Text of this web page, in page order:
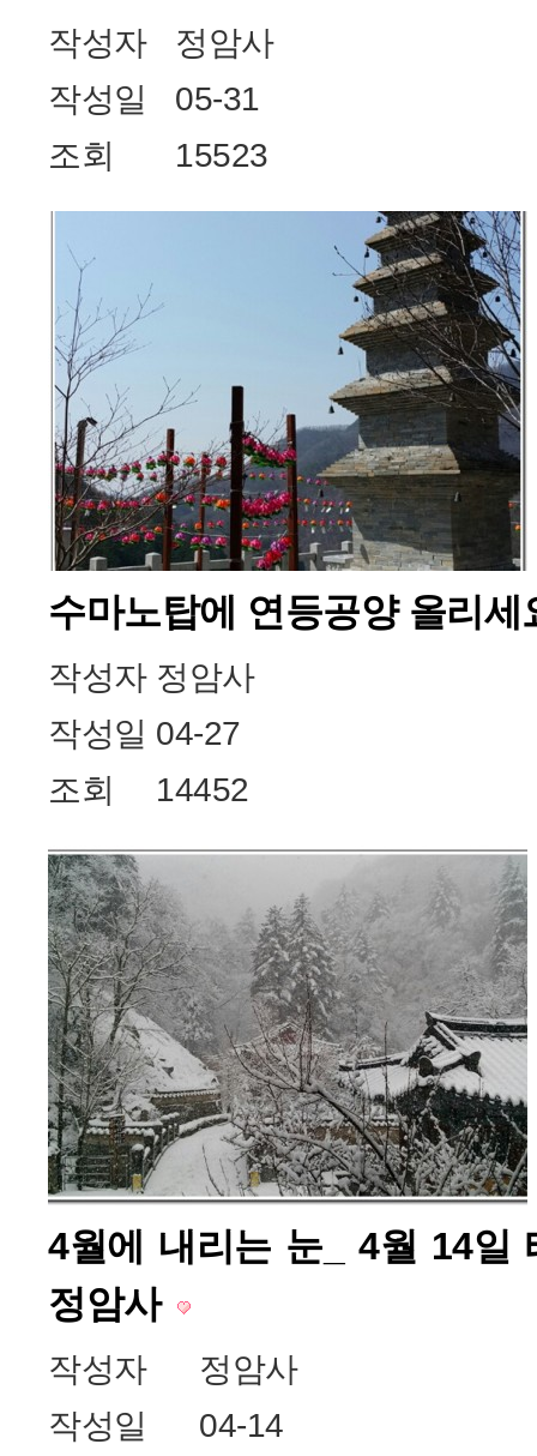
작성자
정암사
작성일
05-31
조회
15523
수마노탑에 연등공양 올리
작성자 정암사
작성일 04-27
조회
14452
4월에 내리는 눈_ 4월 14일
정암사
작성자
정암사
작성일
04-14